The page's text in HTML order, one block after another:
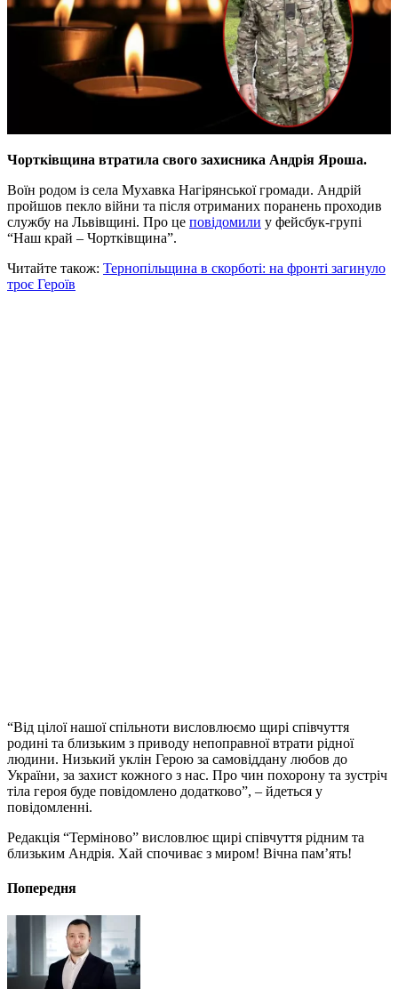
Чортківщина втратила свого захисника Андрія Яроша.
Воїн родом із села Мухавка Нагірянської громади. Андрій
пройшов пекло війни та після отриманих поранень проходив
службу на Львівщині. Про це повідомили у фейсбук-групі
“Наш край – Чортківщина”.
Читайте також: Тернопільщина в скорботі: на фронті загинуло
троє Героїв
“Від цілої нашої спільноти висловлюємо щирі співчуття
родині та близьким з приводу непоправної втрати рідної
людини. Низький уклін Герою за самовіддану любов до
України, за захист кожного з нас. Про чин похорону та зустріч
тіла героя буде повідомлено додатково”, – йдеться у
повідомленні.
Редакція “Терміново” висловлює щирі співчуття рідним та
близьким Андрія. Хай спочиває з миром! Вічна пам’ять!
Попередня